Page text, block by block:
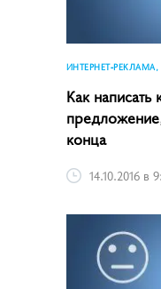
ИНТЕРНЕТ-
Как
конца
14.10.2016 в